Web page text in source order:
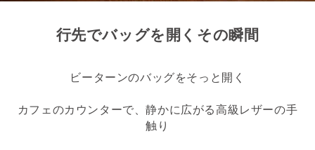
行先でバッグを開くその瞬間
ビーターンのバッグをそっと開く
カフェのカウンターで、静かに広がる高級レザーの手
触り